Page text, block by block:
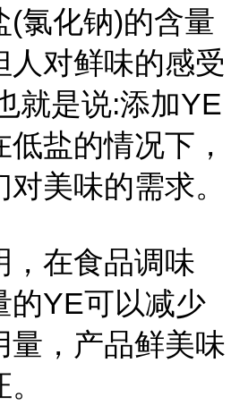
(氯化钠)的含量
人对鲜味的感受
就是说:添加YE
盐的情况下，
美味的需求。
，在食品调味
的YE可以减少
量，产品鲜美味